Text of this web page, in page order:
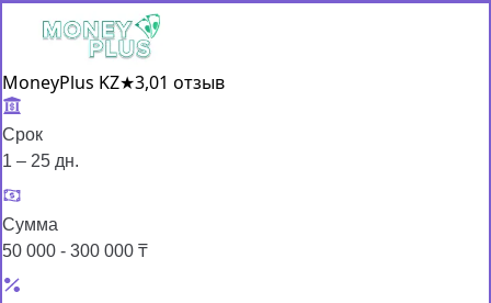
MoneyPlus KZ★3,01 отзыв
Срок
1 – 25 дн.
Сумма
50 000 - 300 000 ₸